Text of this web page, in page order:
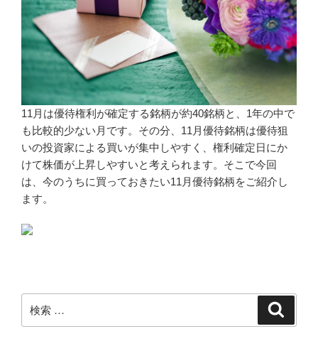
11月は優待権利が確定する銘柄が約40銘柄と、1年の中で
も比較的少ない月です。その分、11月優待銘柄は優待狙
いの投資家による買いが集中しやすく、権利確定日にか
けて株価が上昇しやすいと考えられます。そこで今回
は、今のうちに買っておきたい11月優待銘柄をご紹介し
ます。
索: